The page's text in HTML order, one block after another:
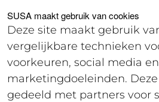
SUSA maakt gebruik van cookies
Deze site maakt gebruik
vergelijkbare technieken
voorkeuren, social media en
marketingdoeleinden.
gedeeld met partners voor
Voor studenten Voor